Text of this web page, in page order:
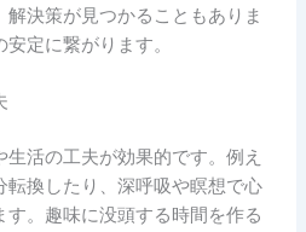
決策が見つかることもありま
定に繋がります。
活の工夫が効果的です。例え
転換したり、深呼吸や瞑想で心
す。趣味に没頭する時間を作る